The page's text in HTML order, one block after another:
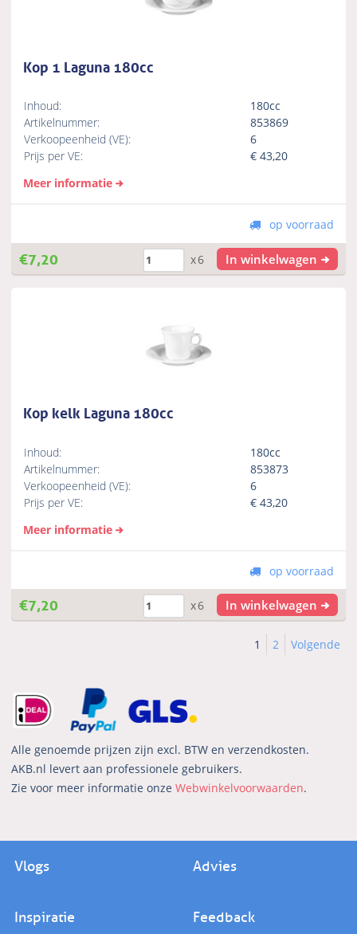
Kop 1 Laguna 180cc
Inhoud:
180cc
Artikelnummer:
853869
Verkoopeenheid (VE):
6
Prijs per VE:
€43,20
Meer informatie
op voorraad
€7,20 x6 In winkelwagen
Kop kelk Laguna 180cc
Inhoud:
180cc
Artikelnummer:
853873
Verkoopeenheid (VE):
6
Prijs per VE:
€43,20
Meer informatie
op voorraad
€7,20 x6 In winkelwagen
1 2 Volgende
Alle genoemde prijzen zijn excl. BTW en verzendkosten.
AKB.nl levert aan professionele gebruikers.
Zie voor meer informatie onzeWebwinkelvoorwaarden.
Vlogs Advies
Inspiratie Feedback